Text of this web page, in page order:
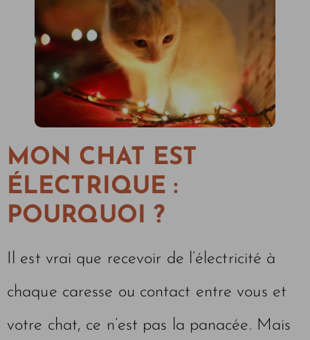
MON CHAT EST
ÉLECTRIQUE :
POURQUOI ?
Il est vrai que recevoir de l’électricité à
chaque caresse ou contact entre vous et
votre chat, ce n’est pas la panacée. Mais